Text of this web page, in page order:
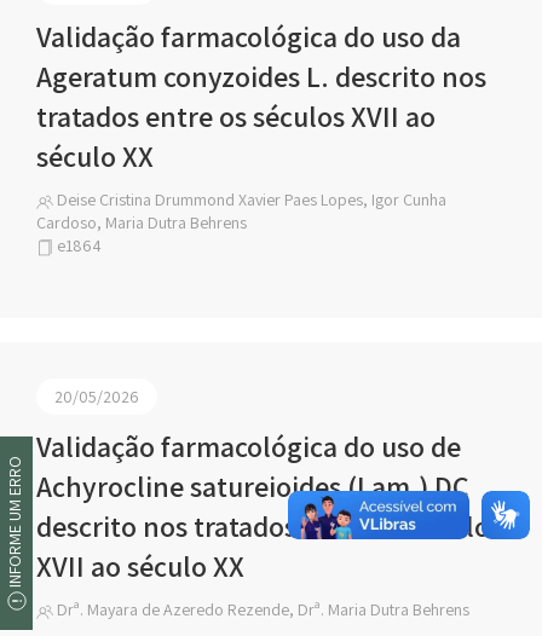
Validação farmacológica do uso da
Ageratum conyzoides L. descrito nos
tratados entre os séculos XVII ao
século XX
Deise Cristina Drummond Xavier Paes Lopes, Igor Cunha
Cardoso, Maria Dutra Behrens
e1864
20/05/2026
Validação farmacológica do uso de
Achyrocline satureioides (Lam.) DC
descrito nos tratados entre os séculos
XVII ao século XX
Drª. Mayara de Azeredo Rezende, Drª. Maria Dutra Behrens
INFORME UM ERRO